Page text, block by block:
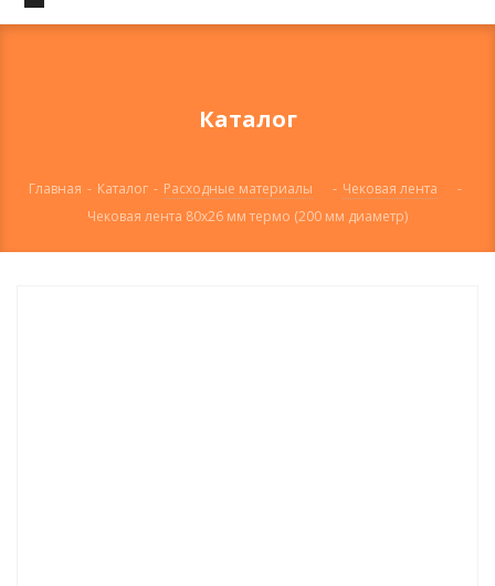
Каталог
Главная - Каталог - Расходные материалы - Чековая лента
-
Чековая лента 80x26 мм термо (200 мм диаметр)